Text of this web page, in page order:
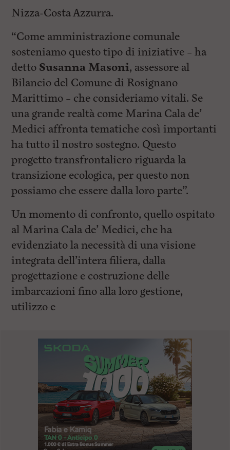
Nizza-Costa Azzurra.
“Come amministrazione comunale
sosteniamo questo tipo di iniziative – ha
detto Susanna Masoni, assessore al
Bilancio del Comune di Rosignano
Marittimo – che consideriamo vitali. Se
una grande realtà come Marina Cala de’
Medici affronta tematiche così importanti
ha tutto il nostro sostegno. Questo
progetto transfrontaliero riguarda la
transizione ecologica, per questo non
possiamo che essere dalla loro parte”.
Un momento di confronto, quello ospitato
al Marina Cala de’ Medici, che ha
evidenziato la necessità di una visione
integrata dell’intera filiera, dalla
progettazione e costruzione delle
imbarcazioni fino alla loro gestione,
utilizzo e